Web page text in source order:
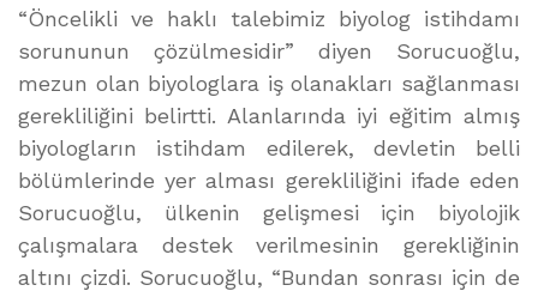
“Öncelikli ve haklı talebimiz biyolog istihdamı
sorununun çözülmesidir” diyen Sorucuoğlu,
mezun olan biyologlara iş olanakları sağlanması
gerekliliğini belirtti. Alanlarında iyi eğitim almış
biyologların istihdam edilerek, devletin belli
bölümlerinde yer alması gerekliliğini ifade eden
Sorucuoğlu, ülkenin gelişmesi için biyolojik
çalışmalara destek verilmesinin gerekliğinin
altını çizdi. Sorucuoğlu, “Bundan sonrası için de